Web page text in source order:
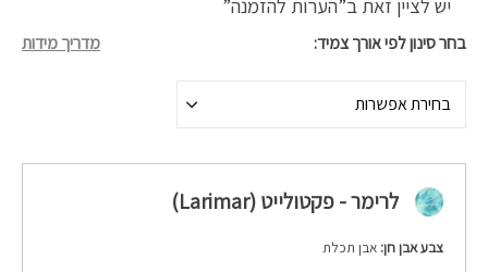
יש לציין זאת ב”הערות להזמנה”
בחר סינון לפי אורך צמיד מדריך מידות
בחירת אפשרות
לרימר - פקטולייט (Larimar)
צבע אבן חן: אבן תכלת